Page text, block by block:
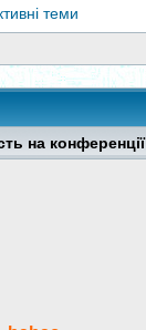
теми
на конференції